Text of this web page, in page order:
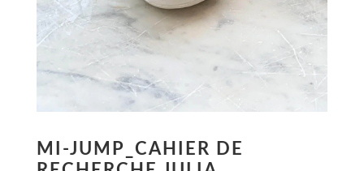
MI-JUMP_CAHIER DE